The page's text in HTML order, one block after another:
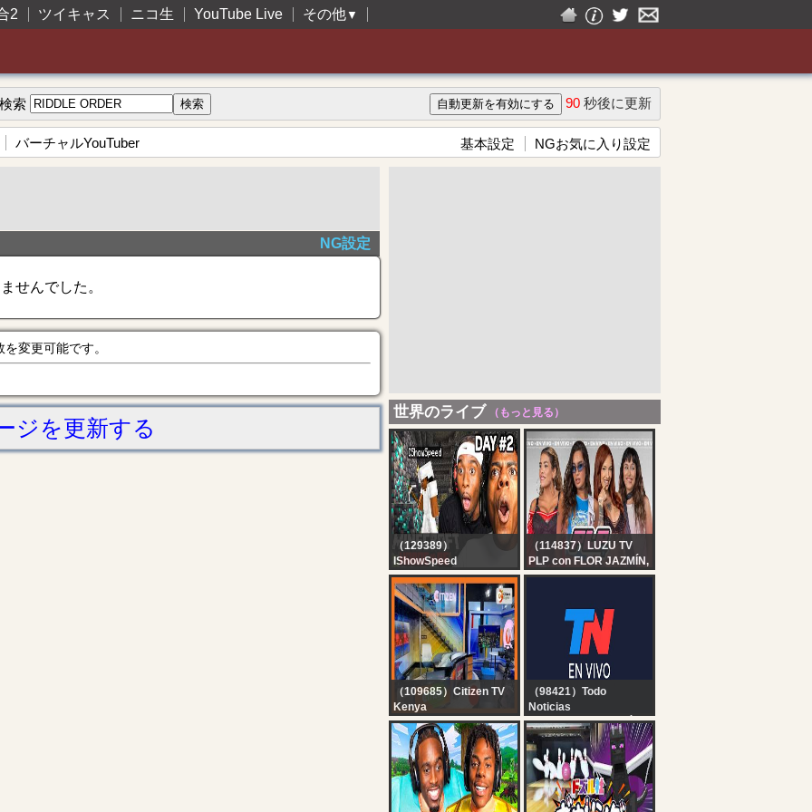
2 ツイキャス ニコ生 YouTube Live その他▼
検索 90 秒後に更新
バーチャルYouTuber 基本設定 NGお気に入り設定
NG設定
せんでした。
変更可能です。
ジを更新する
世界のライブ （もっと見る）
（129389）
IShowSpeed
MINECRAFT
HARDCORE ALL
BOSSES DAY 2 ???‍♂️ft.
KaiCenat
（114837）LUZU TV
PLP con FLOR JAZMÍN,
LA JOAQUI, ANITA
LUNA | EN VIVO
（109685）Citizen TV
Kenya
Citizen TV Live:
（98421）Todo
Noticias
TN EN VIVO - SEGUÍ LA
TRANSMISIÓN EN VIVO
DE TODO NOTICIAS